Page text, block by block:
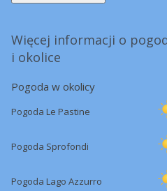
Więcej informacji o
i okolice
Pogoda w okolicy
Pogoda Le Pastine
Pogoda Sprofondi
Pogoda Lago Azzurro